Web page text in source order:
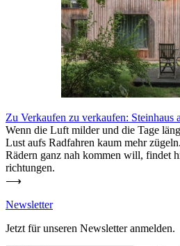
Zu Ver­kaufen zu ver­kaufen: Steinhaus
Wenn die Luft milder und die Tage
Lust aufs Rad­fahren kaum mehr
Rädern ganz nah kommen will, findet
rich­tungen.
⟶
News­letter
Jetzt für unseren News­letter anmelden.